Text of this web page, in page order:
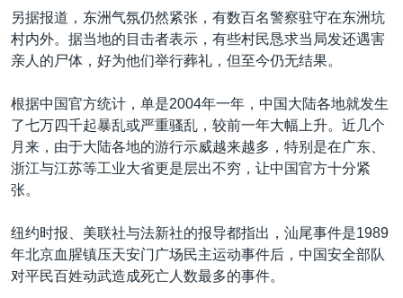
另据报道，东洲气氛仍然紧张，有数百名警察驻守在东洲坑
村内外。据当地的目击者表示，有些村民恳求当局发还遇害
亲人的尸体，好为他们举行葬礼，但至今仍无结果。
根据中国官方统计，单是2004年一年，中国大陆各地就发生
了七万四千起暴乱或严重骚乱，较前一年大幅上升。近几个
月来，由于大陆各地的游行示威越来越多，特别是在广东、
浙江与江苏等工业大省更是层出不穷，让中国官方十分紧
张。
纽约时报、美联社与法新社的报导都指出，汕尾事件是1989
年北京血腥镇压天安门广场民主运动事件后，中国安全部队
对平民百姓动武造成死亡人数最多的事件。